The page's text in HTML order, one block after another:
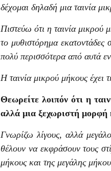
δέχομαι δηλαδή μια ταινία
Πιστεύω ότι η ταινία μικρού
το μυθιστόρημα εκατοντάδες
πολύ περισσότερα από αυτά
Η ταινία μικρού μήκους έχει
Θεωρείτε λοιπόν ότι η
αλλά μια ξεχωριστή μορφή
Γνωρίζω λίγους, αλλά
θέλουν να εκφράσουν τους
μήκους και της μεγάλης